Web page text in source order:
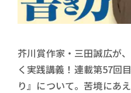
芥川賞作家・三田誠広が
く実践講義！連載第57回
り』について。苦境にあ